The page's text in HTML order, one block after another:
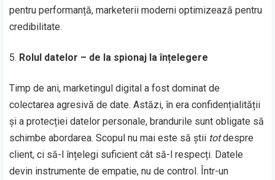
pentru performanță, marketerii moderni optimizează pentru
credibilitate.
Rolul datelor – de la spionaj la înțelegere
Timp de ani, marketingul digital a fost dominat de
colectarea agresivă de date. Astăzi, în era confidențialității
și a protecției datelor personale, brandurile sunt obligate să
schimbe abordarea. Scopul nu mai este să știi totdespre
client, ci să-l înțelegi suficient cât să-l respecți. Datele
devin instrumente de empatie, nu de control. Într-un